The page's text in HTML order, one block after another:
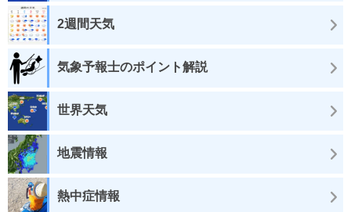
2週間天気
気象予報士のポイント解説
世界天気
地震情報
熱中症情報